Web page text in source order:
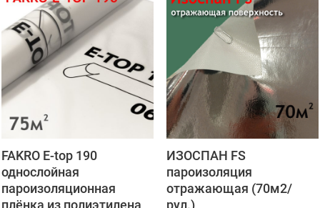
FAKRO E-top 190
однослойная
пароизоляционная
плёнка из полиэтилена
ИЗОСПАН FS
пароизоляция
отражающая (70м2/
рул.)